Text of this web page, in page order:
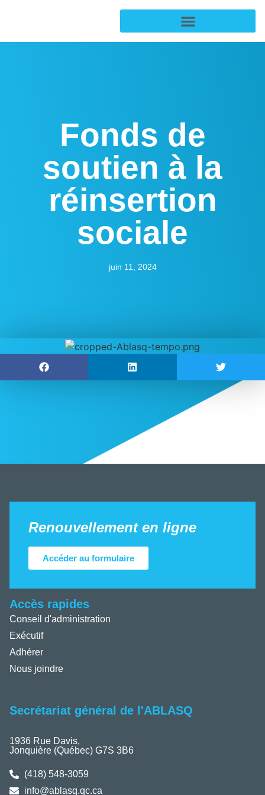
Fonds de
soutien à la
réinsertion
sociale
juin 11, 2024
Renouvellement en ligne
Accéder au formulaire
Accès rapides
Conseil d'administration
Exécutif
Adhérer
Nous joindre
Secrétariat général de l'ABLASQ
1936 Rue Davis,
Jonquière (Québec) G7S 3B6
(418) 548-3059
info@ablasq.qc.ca